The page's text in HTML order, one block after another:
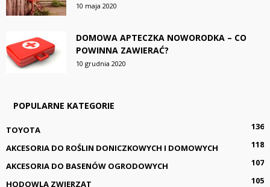
10 maja 2020
DOMOWA APTECZKA NOWORODKA – CO
POWINNA ZAWIERAĆ?
10 grudnia 2020
POPULARNE KATEGORIE
TOYOTA
136
AKCESORIA DO ROŚLIN DONICZKOWYCH I DOMOWYCH
118
AKCESORIA DO BASENÓW OGRODOWYCH
107
HODOWLA ZWIERZĄT
105